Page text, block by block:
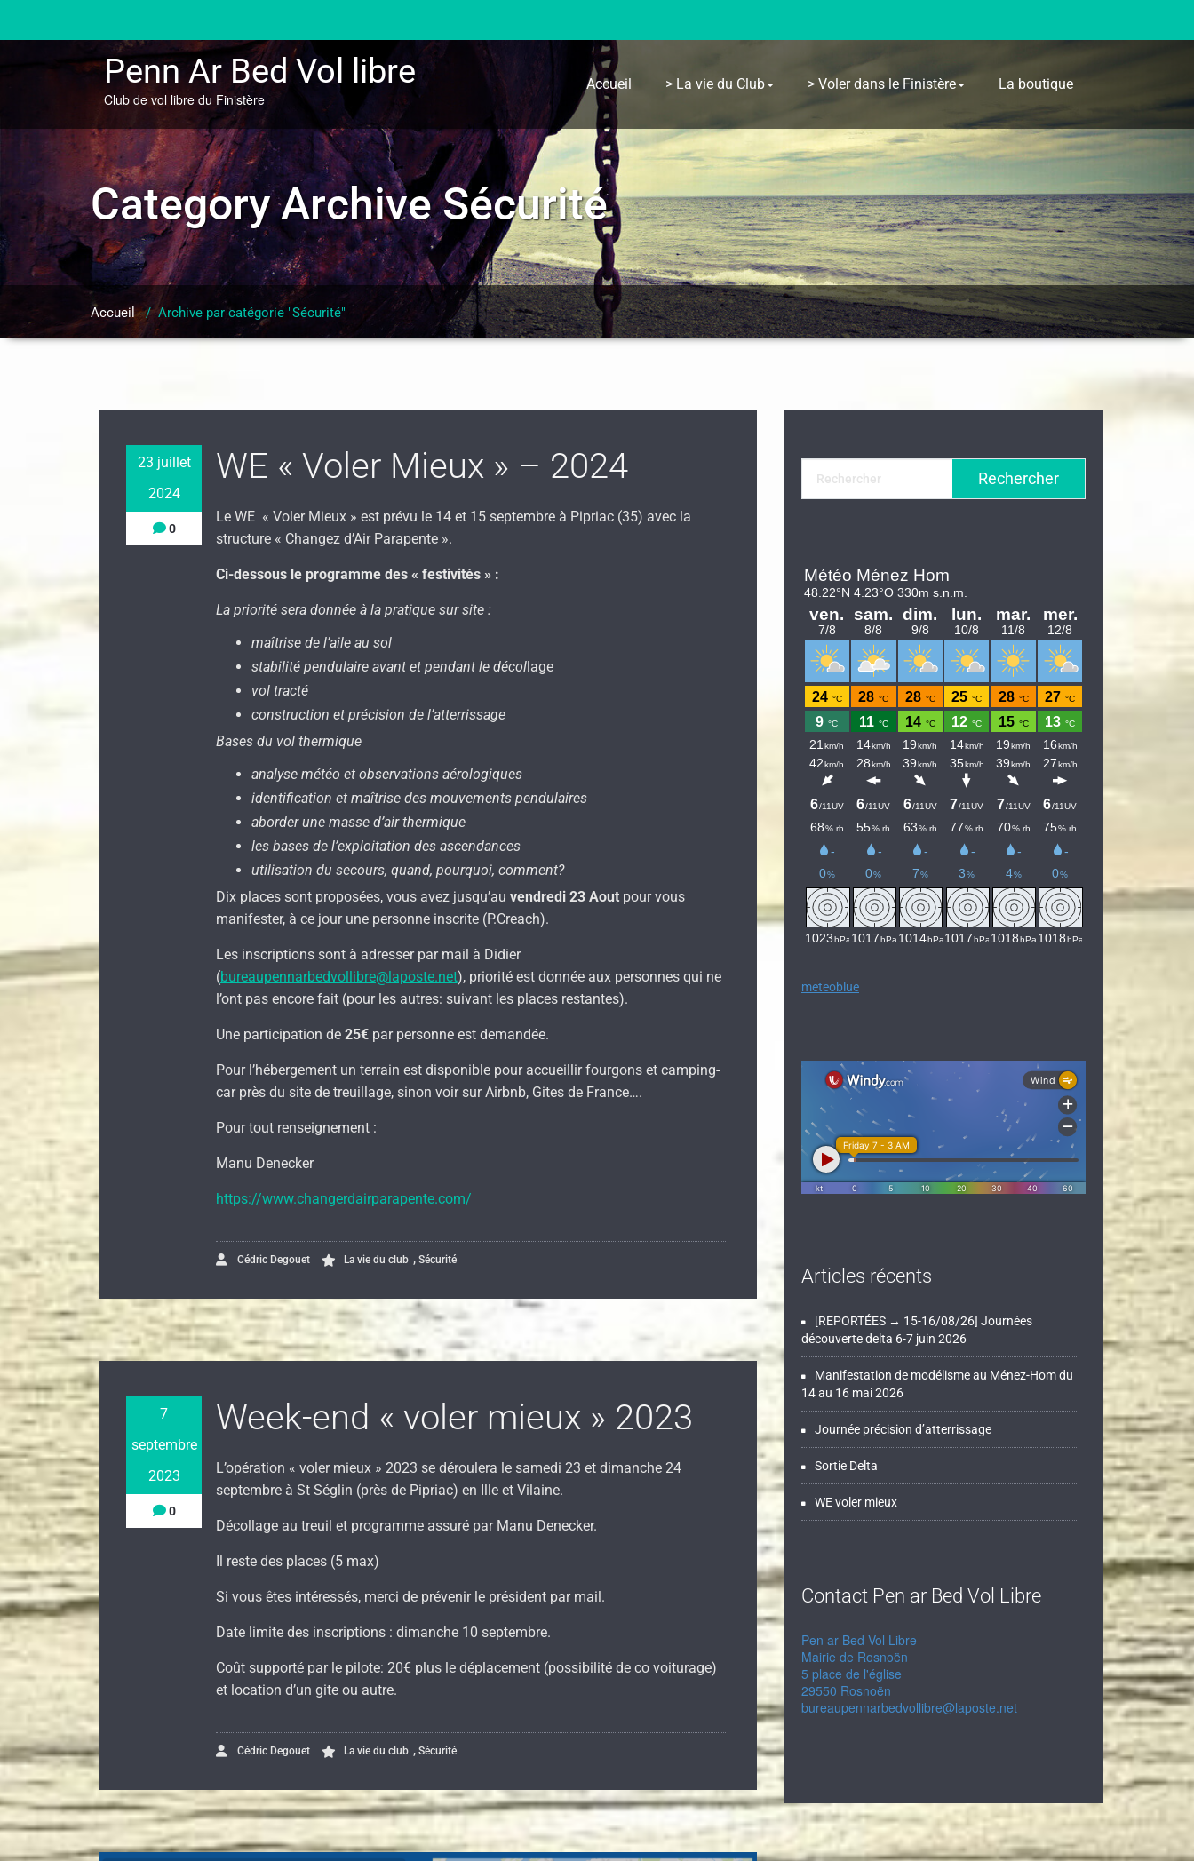
content
Penn Ar Bed Vol libre
Club de vol libre du Finistère
Accueil > La vie du Club > Voler dans le Finistère La boutique
Category Archive Sécurité
Accueil/Archive par catégorie "Sécurité"
23 juillet
2024
0
WE « Voler Mieux » – 2024
Le WE « Voler Mieux » est prévu le 14 et 15 septembre à Pipriac (35) avec la
structure « Changez d’Air Parapente ».
Ci-dessous le programme des « festivités » :
La priorité sera donnée à la pratique sur site :
maîtrise de l’aile au sol
stabilité pendulaire avant et pendant le décollage
vol tracté
construction et précision de l’atterrissage
Bases du vol thermique
analyse météo et observations aérologiques
identification et maîtrise des mouvements pendulaires
aborder une masse d’air thermique
les bases de l’exploitation des ascendances
utilisation du secours, quand, pourquoi, comment?
Dix places sont proposées, vous avez jusqu’au vendredi 23 Aoutpour vous
manifester, à ce jour une personne inscrite (P.Creach).
Les inscriptions sont à adresser par mail à Didier
(bureaupennarbedvollibre@laposte.net), priorité est donnée aux personnes qui ne
l’ont pas encore fait (pour les autres: suivant les places restantes).
Une participation de 25€par personne est demandée.
Pour l’hébergement un terrain est disponible pour accueillir fourgons et camping-
car près du site de treuillage, sinon voir sur Airbnb, Gites de France….
Pour tout renseignement :
Manu Denecker
https://www.changerdairparapente.com/
Cédric Degouet La vie du club , Sécurité
7
septembre
2023
0
Week-end « voler mieux » 2023
L’opération « voler mieux » 2023 se déroulera le samedi 23 et dimanche 24
septembre à St Séglin (près de Pipriac) en Ille et Vilaine.
Décollage au treuil et programme assuré par Manu Denecker.
Il reste des places (5 max)
Si vous êtes intéressés, merci de prévenir le président par mail.
Date limite des inscriptions : dimanche 10 septembre.
Coût supporté par le pilote: 20€ plus le déplacement (possibilité de co voiturage)
et location d’un gite ou autre.
Cédric Degouet La vie du club , Sécurité
meteoblue
Articles récents
[REPORTÉES → 15-16/08/26] Journées
découverte delta 6-7 juin 2026
Manifestation de modélisme au Ménez-Hom du
14 au 16 mai 2026
Journée précision d’atterrissage
Sortie Delta
WE voler mieux
Contact Pen ar Bed Vol Libre
Pen ar Bed Vol Libre
Mairie de Rosnoën
5 place de l'église
29550 Rosnoën
bureaupennarbedvollibre@laposte.net